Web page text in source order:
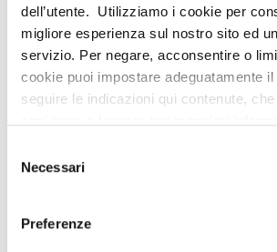
dell’utente. Utilizziamo i cookie per
migliore esperienza sul nostro sito ed
servizio. Per negare, acconsentire o
cookie puoi impostare adeguatamente
seguire le indicazioni qui contenute,
delNecessari
Preferenze
CALCIO: Termina con uno 0-0 la nona
9 AGOSTO 2026